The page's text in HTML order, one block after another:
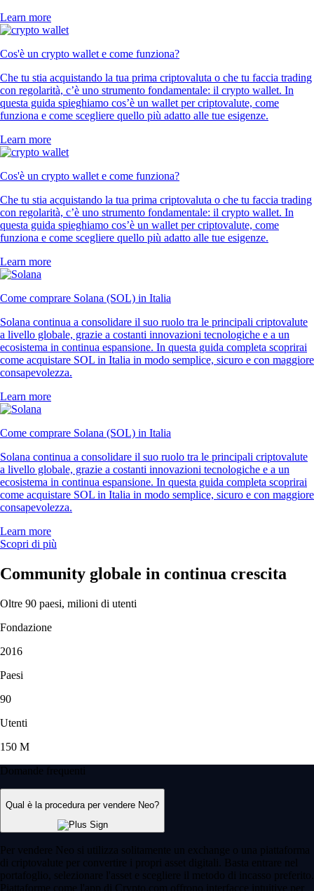
Learn more
Cos'è un crypto wallet e come funziona?
Che tu stia acquistando la tua prima criptovaluta o che tu faccia trading
con regolarità, c’è uno strumento fondamentale: il crypto wallet. In
questa guida spieghiamo cos’è un wallet per criptovalute, come
funziona e come scegliere quello più adatto alle tue esigenze.
Learn more
Cos'è un crypto wallet e come funziona?
Che tu stia acquistando la tua prima criptovaluta o che tu faccia trading
con regolarità, c’è uno strumento fondamentale: il crypto wallet. In
questa guida spieghiamo cos’è un wallet per criptovalute, come
funziona e come scegliere quello più adatto alle tue esigenze.
Learn more
Come comprare Solana (SOL) in Italia
Solana continua a consolidare il suo ruolo tra le principali criptovalute
a livello globale, grazie a costanti innovazioni tecnologiche e a un
ecosistema in continua espansione. In questa guida completa scoprirai
come acquistare SOL in Italia in modo semplice, sicuro e con maggiore
consapevolezza.
Learn more
Come comprare Solana (SOL) in Italia
Solana continua a consolidare il suo ruolo tra le principali criptovalute
a livello globale, grazie a costanti innovazioni tecnologiche e a un
ecosistema in continua espansione. In questa guida completa scoprirai
come acquistare SOL in Italia in modo semplice, sicuro e con maggiore
consapevolezza.
Learn more
Scopri di più
Community globale in continua crescita
Oltre 90 paesi, milioni di utenti
Fondazione
2016
Paesi
90
Utenti
150 M
Domande frequenti
Qual è la procedura per vendere Neo?
Per vendere Neo si utilizza solitamente un exchange o una piattaforma
di criptovalute per convertire i propri asset digitali. Basta entrare nel
portafoglio, selezionare l'asset e scegliere il metodo di incasso preferito.
Piattaforme come l'app di Crypto.com offrono interfacce intuitive per